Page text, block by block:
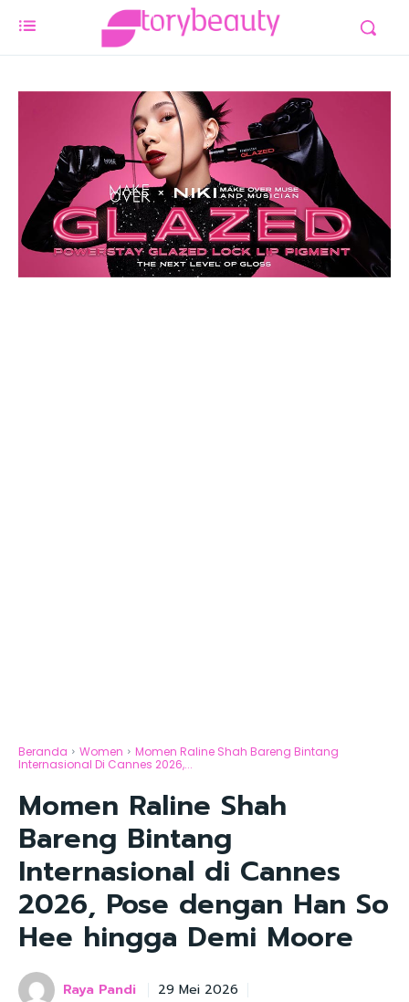
Beranda Women
Momen Raline Shah Bareng Bintang
Internasional Di Cannes 2026,...
Momen Raline Shah
Bareng Bintang
Internasional di Cannes
2026, Pose dengan Han So
Hee hingga Demi Moore
Raya Pandi 29 Mei 2026